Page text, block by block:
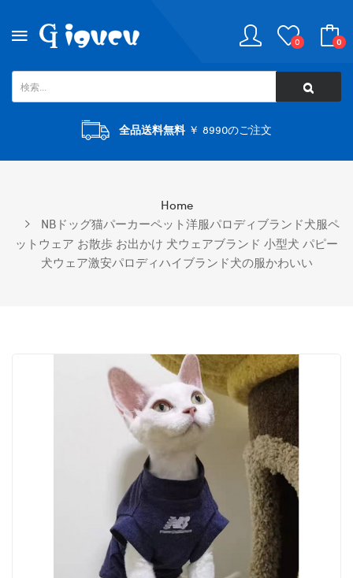
0 0
全品送料無料￥ 8990のご注文
Home
NBドッグ猫パーカーペット洋服パロディブランド犬服ペ
ットウェア お散歩 お出かけ 犬ウェアブランド 小型犬 パピー
犬ウェア激安パロディハイブランド犬の服かわいい